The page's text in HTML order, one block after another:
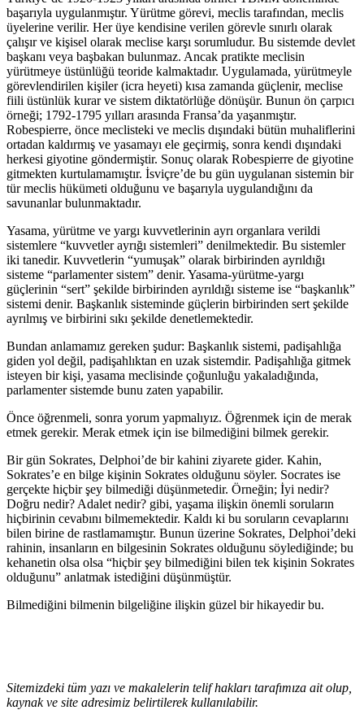
başarıyla uygulanmıştır. Yürütme görevi, meclis tarafından, meclis
üyelerine verilir. Her üye kendisine verilen görevle sınırlı olarak
çalışır ve kişisel olarak meclise karşı sorumludur. Bu sistemde devlet
başkanı veya başbakan bulunmaz. Ancak pratikte meclisin
yürütmeye üstünlüğü teoride kalmaktadır. Uygulamada, yürütmeyle
görevlendirilen kişiler (icra heyeti) kısa zamanda güçlenir, meclise
fiili üstünlük kurar ve sistem diktatörlüğe dönüşür. Bunun ön çarpıcı
örneği; 1792-1795 yılları arasında Fransa’da yaşanmıştır.
Robespierre, önce meclisteki ve meclis dışındaki bütün muhaliflerini
ortadan kaldırmış ve yasamayı ele geçirmiş, sonra kendi dışındaki
herkesi giyotine göndermiştir. Sonuç olarak Robespierre de giyotine
gitmekten kurtulamamıştır. İsviçre’de bu gün uygulanan sistemin bir
tür meclis hükümeti olduğunu ve başarıyla uygulandığını da
savunanlar bulunmaktadır.
Yasama, yürütme ve yargı kuvvetlerinin ayrı organlara verildi
sistemlere “kuvvetler ayrığı sistemleri” denilmektedir. Bu sistemler
iki tanedir. Kuvvetlerin “yumuşak” olarak birbirinden ayrıldığı
sisteme “parlamenter sistem” denir. Yasama-yürütme-yargı
güçlerinin “sert” şekilde birbirinden ayrıldığı sisteme ise “başkanlık”
sistemi denir. Başkanlık sisteminde güçlerin birbirinden sert şekilde
ayrılmış ve birbirini sıkı şekilde denetlemektedir.
Bundan anlamamız gereken şudur: Başkanlık sistemi, padişahlığa
giden yol değil, padişahlıktan en uzak sistemdir. Padişahlığa gitmek
isteyen bir kişi, yasama meclisinde çoğunluğu yakaladığında,
parlamenter sistemde bunu zaten yapabilir.
Önce öğrenmeli, sonra yorum yapmalıyız. Öğrenmek için de merak
etmek gerekir. Merak etmek için ise bilmediğini bilmek gerekir.
Bir gün Sokrates, Delphoi’de bir kahini ziyarete gider. Kahin,
Sokrates’e en bilge kişinin Sokrates olduğunu söyler. Socrates ise
gerçekte hiçbir şey bilmediği düşünmetedir. Örneğin; İyi nedir?
Doğru nedir? Adalet nedir? gibi, yaşama ilişkin önemli soruların
hiçbirinin cevabını bilmemektedir. Kaldı ki bu soruların cevaplarını
bilen birine de rastlamamıştır. Bunun üzerine Sokrates, Delphoi’deki
rahinin, insanların en bilgesinin Sokrates olduğunu söylediğinde; bu
kehanetin olsa olsa “hiçbir şey bilmediğini bilen tek kişinin Sokrates
olduğunu” anlatmak istediğini düşünmüştür.
Bilmediğini bilmenin bilgeliğine ilişkin güzel bir hikayedir bu.
Sitemizdeki tüm yazı ve makalelerin telif hakları tarafımıza ait olup,
kaynak ve site adresimiz belirtilerek kullanılabilir.